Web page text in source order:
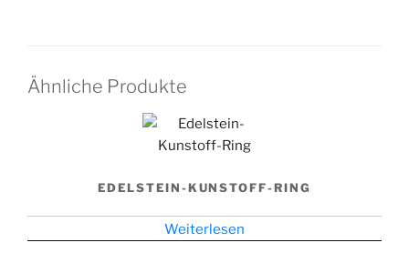
Ähnliche Produkte
EDELSTEIN-KUNSTOFF-RING
Weiterlesen